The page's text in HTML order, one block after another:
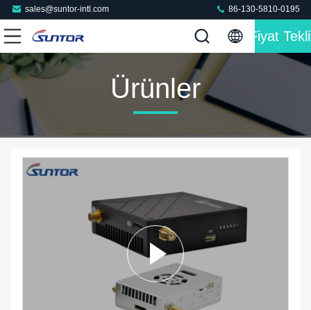
sales@suntor-intl.com 86-130-5810-0195
Fiyat
Ürünler